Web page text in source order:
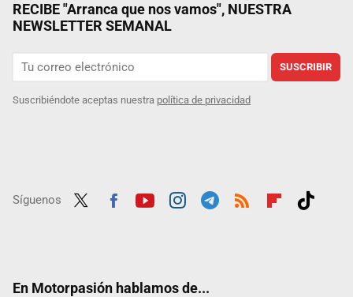
RECIBE "Arranca que nos vamos", NUESTRA
NEWSLETTER SEMANAL
SUSCRIBIR
Suscribiéndote aceptas nuestra política de privacidad
Síguenos
En Motorpasión hablamos de...